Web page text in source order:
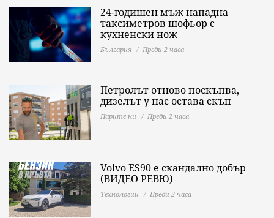
24-годишен мъж нападна
таксиметров шофьор с
кухненски нож
България Преди 2 часа
Петролът отново поскъпва,
дизелът у нас остава скъп
Парите ни Преди 2 часа
Volvo ES90 е скандално добър
(ВИДЕО РЕВЮ)
Технологии Преди 2 часа